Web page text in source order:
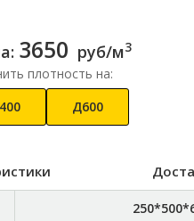
3650 руб/м3
плотность на:
Д600